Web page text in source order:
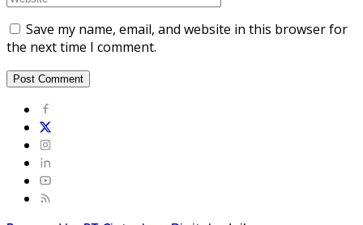
Save my name, email, and website in this browser for
the next time I comment.